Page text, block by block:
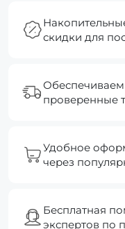
скидки для
Обеспечиваем
проверенные
Удобное
через
Бесплатная
экспертов по